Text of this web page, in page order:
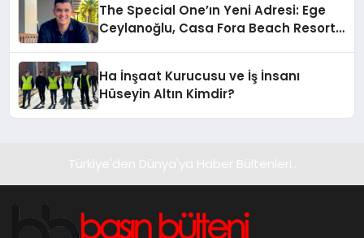
The Special One’ın Yeni Adresi: Ege
Ceylanoğlu, Casa Fora Beach Resort
Ha İnşaat Kurucusu ve İş İnsanı
Hüseyin Altın Kimdir?
Türkiye'den Dünya'ya Haber Bültenleri..